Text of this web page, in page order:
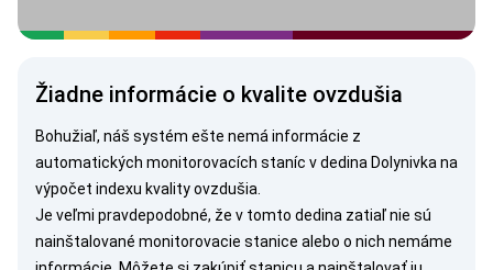
Žiadne informácie o kvalite ovzdušia
Bohužiaľ, náš systém ešte nemá informácie z
automatických monitorovacích staníc v dedina Dolynivka na
výpočet indexu kvality ovzdušia.
Je veľmi pravdepodobné, že v tomto dedina zatiaľ nie sú
nainštalované monitorovacie stanice alebo o nich nemáme